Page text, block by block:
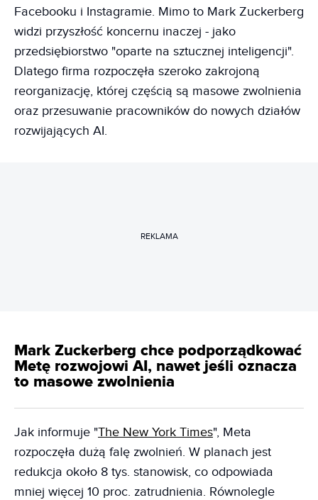
Facebooku i Instagramie. Mimo to Mark Zuckerberg
widzi przyszłość koncernu inaczej - jako
przedsiębiorstwo "oparte na sztucznej inteligencji".
Dlatego firma rozpoczęła szeroko zakrojoną
reorganizację, której częścią są masowe zwolnienia
oraz przesuwanie pracowników do nowych działów
rozwijających AI.
REKLAMA
Mark Zuckerberg chce podporządkować
Metę rozwojowi AI, nawet jeśli oznacza
to masowe zwolnienia
Jak informuje "The New York Times", Meta
rozpoczęła dużą falę zwolnień. W planach jest
redukcja około 8 tys. stanowisk, co odpowiada
mniej więcej 10 proc. zatrudnienia. Równolegle